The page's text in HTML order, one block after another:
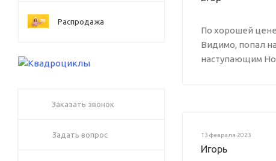
Распродажа
Заказать звонок
Задать вопрос
По хорошей цене
Видимо, попал
наступающим
13 февраля 2023
Игорь